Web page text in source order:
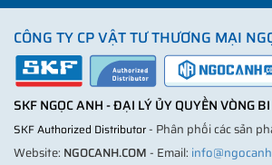
CÔNG TY CP VẬT TƯ THƯƠNG MẠI
SKF NGỌC ANH - ĐẠI LÝ ỦY QUYỀN VÒNG
SKF Authorized Distributor- Phân phối các sản
Website: NGOCANH.COM- Email: